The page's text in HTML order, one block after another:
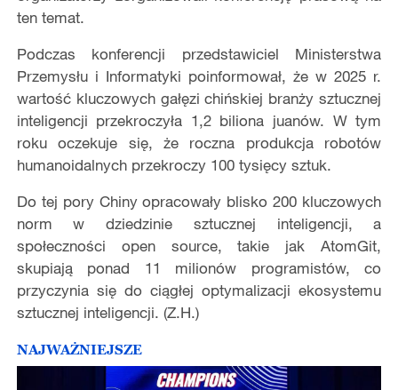
ten temat.
Podczas konferencji przedstawiciel Ministerstwa
Przemysłu i Informatyki poinformował, że w 2025 r.
wartość kluczowych gałęzi chińskiej branży sztucznej
inteligencji przekroczyła 1,2 biliona juanów. W tym
roku oczekuje się, że roczna produkcja robotów
humanoidalnych przekroczy 100 tysięcy sztuk.
Do tej pory Chiny opracowały blisko 200 kluczowych
norm w dziedzinie sztucznej inteligencji, a
społeczności open source, takie jak AtomGit,
skupiają ponad 11 milionów programistów, co
przyczynia się do ciągłej optymalizacji ekosystemu
sztucznej inteligencji. (Z.H.)
NAJWAŻNIEJSZE